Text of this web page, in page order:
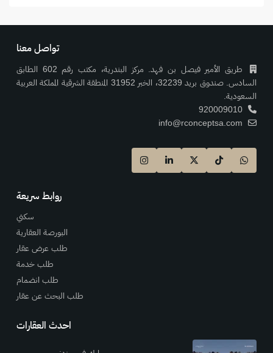
تواصل معنا
طريق الأمير فيصل بن فهد. مركز البندرية، مكتب رقم 602 الطابق
السادس. صندوق بريد 32239، الخبر 31952 المنطقة الشرقية المملكة العربية
السعودية.
920009010
info@rconceptsa.com
روابط سريعة
سكني
البورصة العقارية
طلب عرض عقار
طلب خدمة
طلب انضمام
طلب البحث عن عقار
احدث العقارات